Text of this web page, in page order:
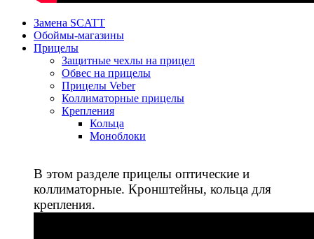
Замена SCATT
Обоймы-магазины
Прицелы
Защитные чехлы на прицел
Обвес на прицелы
Прицелы Veber
Коллиматорные прицелы
Крепления
Кольца
Моноблоки
В этом разделе прицелы оптические и
коллиматорные. Кронштейны, кольца для
крепления.